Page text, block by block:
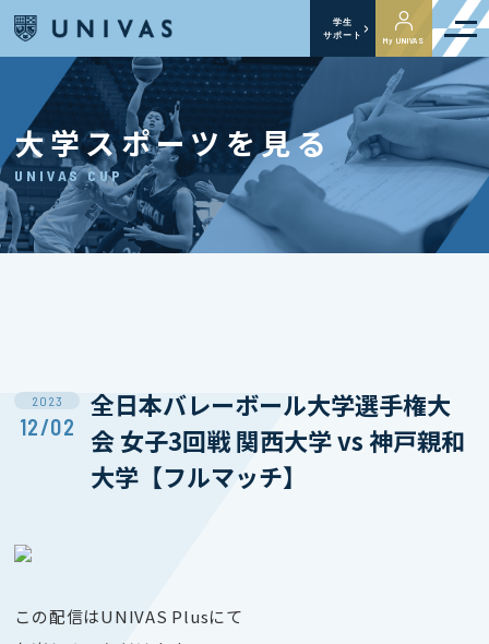
学生
サポート
My UNIVAS
大学スポーツを見る
UNIVAS CUP
2023
12/02
全日本バレーボール大学選手権大
会 女子3回戦 関西大学 vs 神戸親和
大学【フルマッチ】
この配信はUNIVAS Plusにて